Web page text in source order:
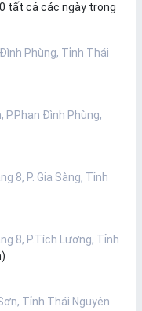
tất cả các ngày trong
Phùng, Tỉnh Thái
P.Phan Đình Phùng,
8, P. Gia Sàng, Tỉnh
8, P.Tích Lương, Tỉnh
Tỉnh Thái Nguyên